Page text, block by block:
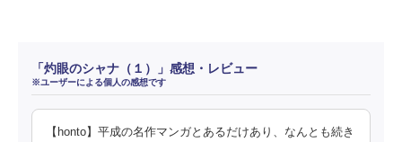
「灼眼のシャナ（１）」感想・レビュー
※ユーザーによる個人の感想です
【honto】平成の名作マンガとあるだけあり、なんとも続き